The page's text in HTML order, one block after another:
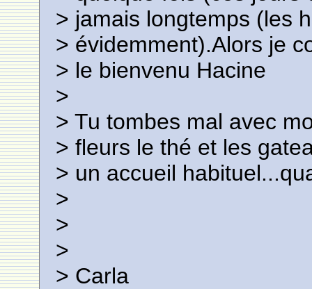
> jamais longtemps (les
> évidemment).Alors je
> le bienvenu Hacine
>
> Tu tombes mal avec
> fleurs le thé et les
> un accueil
>
>
>
> Carla